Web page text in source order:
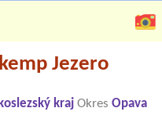
Jezero
kraj Okres Opava